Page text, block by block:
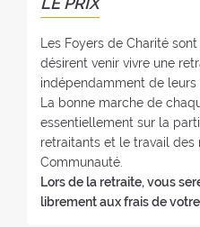
r
:
Les Foyers de Charité
désirent venir vivre une
indépendamment de leurs
La bonne marche de
essentiellement sur la
retraitants et le travail des
Communauté.
Lors de la retraite, vous
librement aux frais de